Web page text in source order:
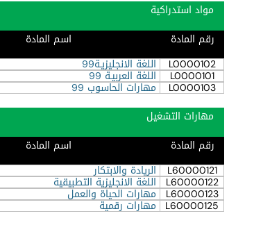
مواد استدراكية
رقم المادة اسم المادة
L0000102 اللغة الانجليزيـة99
L0000101 اللغة العربيـة 99
L0000103 مهارات الحاسوب 99
مهارات التشغيل
رقم المادة اسم المادة
L60000121 الريادة والابتكار
L60000122 اللغة الانجليزية التطبيقية
L60000123 مهارات الحياة والعمل
L60000125 مهارات رقمية